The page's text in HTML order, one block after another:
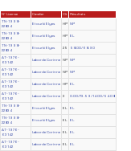
N° License Cavalier Clt Résultats
TN-1998-
22834
Etourki Elyes HP NP
TN-1998-
22834
Etourki Elyes HP EL
TN-1998-
22834
Etourki Elyes 25 58.00/68.90
AT-1976-
63142
Laborde Corinne NP NP
AT-1976-
63142
Laborde Corinne NP NP
AT-1976-
63142
Laborde Corinne HP EL
AT-1976-
63142
Laborde Corinne 3 0.00/73.59/14.00/54.08
TN-1998-
22834
Etourki Elyes EL EL
TN-1998-
22834
Etourki Elyes EL EL
AT-1976-
63142
Laborde Corinne EL EL
AT-1976-
63142
Laborde Corinne EL EL